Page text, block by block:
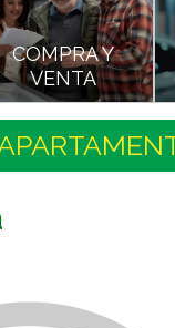
COMPRA Y
VENTA